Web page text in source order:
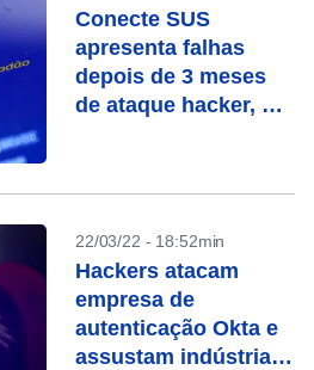
Conecte SUS
apresenta falhas
depois de 3 meses
de ataque hacker, diz
22/03/22 - 18:52min
Hackers atacam
empresa de
autenticação Okta e
assustam indústria